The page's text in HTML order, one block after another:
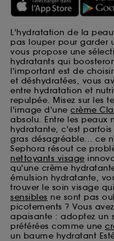
L'hydratation de la
pas louper pour garder
vous propose une
hydratants qui
l'important est de
et déshydratées, vous
entre hydratation et
repulpée. Misez sur les
l'image d'une crème
absolu. Entre les peaux
hydratante, c'est
gras désagréable... ce
Sephora résout ce
nettoyants visage
qu'une crème
émulsion hydratante,
trouver le soin visage
sensibles ne sont pas
picotements ? Vous
apaisante : adoptez un
préférées comme une
un baume hydratant